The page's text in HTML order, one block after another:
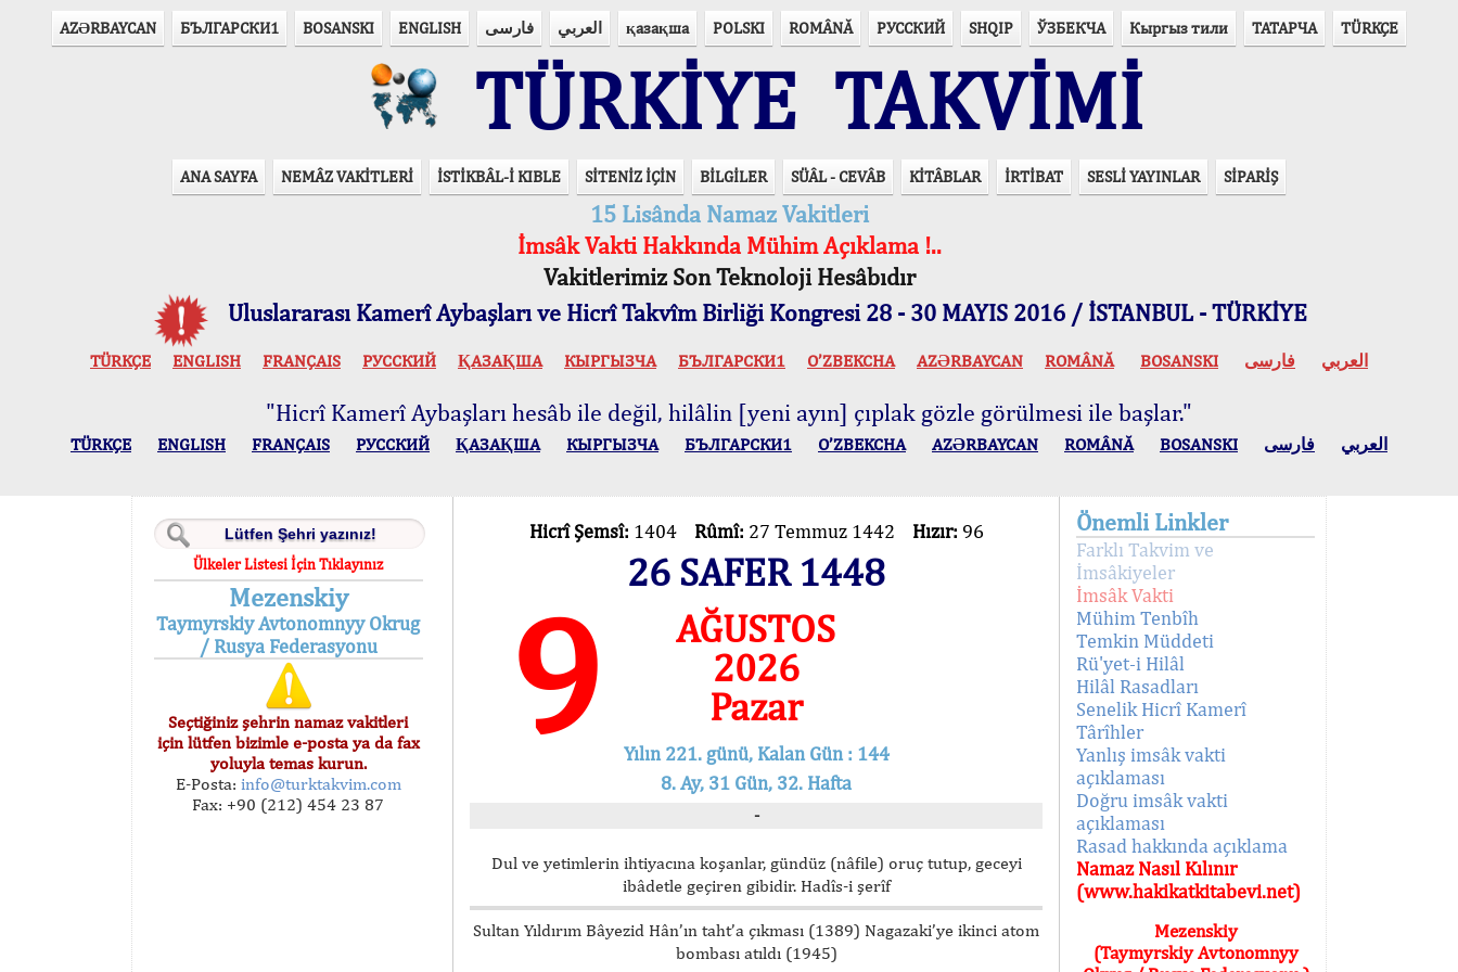
AZӘRBAYCAN БЪЛГАРСКИ1 BOSANSKI ENGLISH فارسی العربي қазақша POLSKI ROMÂNĂ РУССКИЙ SHQIP ЎЗБЕКЧА Кыргыз тили ТАТАРЧА TÜRKÇE
TÜRKİYE TAKVİMİ
ANA SAYFA NEMÂZ VAKİTLERİ İSTİKBÂL-İ KIBLE SİTENİZ İÇİN BİLGİLER SÜÂL - CEVÂB KİTÂBLAR İRTİBAT SESLİ YAYINLAR SİPARİŞ
15 Lisânda Namaz Vakitleri
İmsâk Vakti Hakkında Mühim Açıklama !..
Vakitlerimiz Son Teknoloji Hesâbıdır
Uluslararası Kamerî Aybaşları ve Hicrî Takvîm Birliği Kongresi 28 - 30 MAYIS 2016 / İSTANBUL - TÜRKİYE
TÜRKÇE ENGLISH FRANÇAIS РУССКИЙ ҚАЗАҚША КЫPГЫЗЧA БЪЛГАРСКИ1 O’ZBEKCHA AZӘRBAYCAN ROMÂNĂ BOSANSKI العربي فارسی
"Hicrî Kamerî Aybaşları hesâb ile değil, hilâlin [yeni ayın] çıplak gözle görülmesi ile başlar."
TÜRKÇE ENGLISH FRANÇAIS РУССКИЙ ҚАЗАҚША КЫPГЫЗЧA БЪЛГАРСКИ1 O’ZBEKCHA AZӘRBAYCAN ROMÂNĂ BOSANSKI العربي فارسی
Ülkeler Listesi İçin Tıklayınız
Mezenskiy
Taymyrskiy Avtonomnyy Okrug
/ Rusya Federasyonu
Seçtiğiniz şehrin namaz vakitleri
için lütfen bizimle e-posta ya da fax
yoluyla temas kurun.
E-Posta: info@turktakvim.com
Fax: +90 (212) 454 23 87
Hicrî Şemsî: 1404 Rûmî: 27 Temmuz 1442 Hızır: 96
26 SAFER 1448
9
AĞUSTOS
2026
Pazar
Yılın 221. günü, Kalan Gün : 144
8. Ay, 31 Gün, 32. Hafta
-
Dul ve yetimlerin ihtiyacına koşanlar, gündüz (nâfile) oruç tutup, geceyi
ibâdetle geçiren gibidir. Hadîs-i şerîf
Sultan Yıldırım Bâyezid Hân’ın taht’a çıkması (1389) Nagazaki’ye ikinci atom
bombası atıldı (1945)
Önemli Linkler
Farklı Takvim ve
İmsâkiyeler
İmsâk Vakti
Mühim Tenbîh
Temkin Müddeti
Rü'yet-i Hilâl
Hilâl Rasadları
Senelik Hicrî Kamerî
Târîhler
Yanlış imsâk vakti
açıklaması
Doğru imsâk vakti
açıklaması
Rasad hakkında açıklama
Namaz Nasıl Kılınır
(www.hakikatkitabevi.net)
Mezenskiy
(Taymyrskiy Avtonomnyy